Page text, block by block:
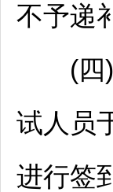
不予递
(四)
试人员
进行签